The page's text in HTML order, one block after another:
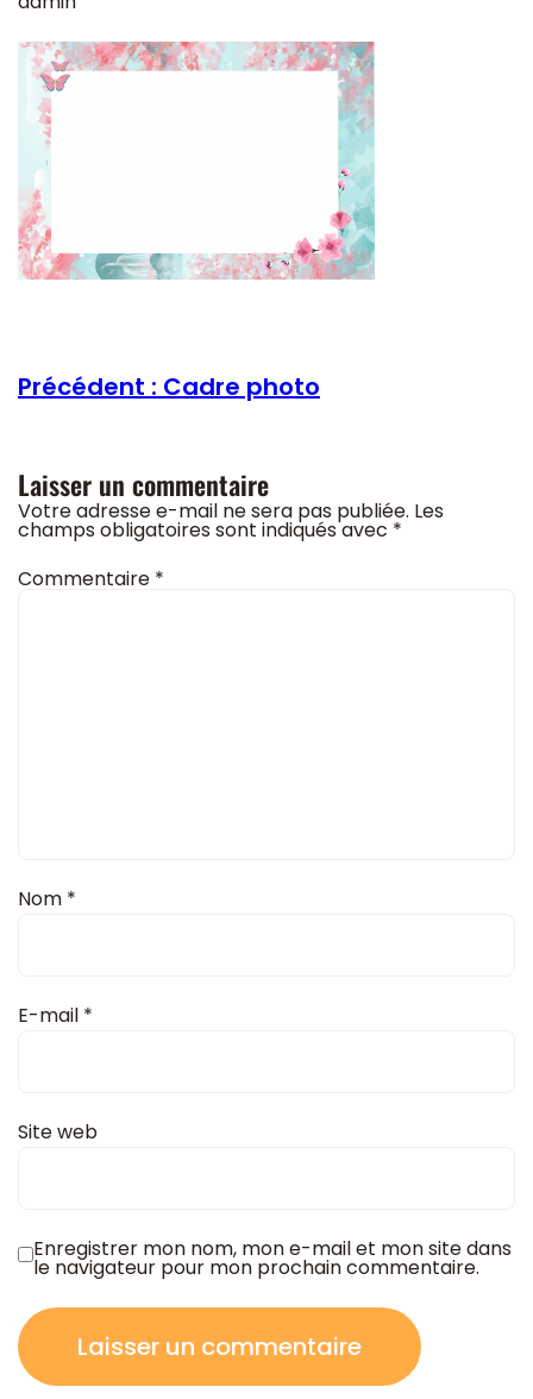
Précédent : Cadre photo
Laisser un commentaire
Votre adresse e-mail ne sera pas publiée. Les
champs obligatoires sont indiqués avec *
Commentaire *
Nom *
E-mail *
Site web
Enregistrer mon nom, mon e-mail et mon site dans
le navigateur pour mon prochain commentaire.